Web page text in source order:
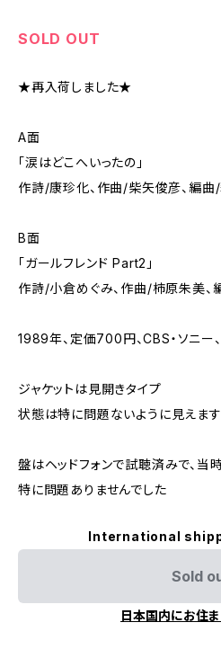
SOLD OUT
★再入荷しました★
A面
「涙はどこへいったの」
作詩/康珍化、作曲/柴矢俊彦、編
B面
「ガールフレンド Part2」
作詩/小倉めぐみ、作曲/柿原朱美、
1989年、定価700円、CBS・ソニ
ジャケットは見開きタイプ
状態は特に問題ないように見えます
盤はヘッドフォンで試聴済みで、当
特に問題ありませんでした
International
Sold
日本国内にお住